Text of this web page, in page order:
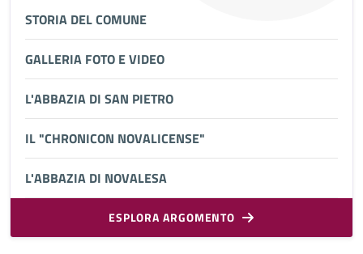
STORIA DEL COMUNE
GALLERIA FOTO E VIDEO
L'ABBAZIA DI SAN PIETRO
IL "CHRONICON NOVALICENSE"
L'ABBAZIA DI NOVALESA
ESPLORA ARGOMENTO